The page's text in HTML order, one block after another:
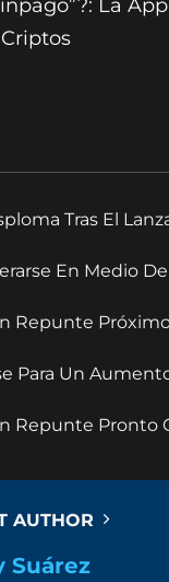
La
Tras El
En Medio
Repunte
Para Un
Repunte Pronto
AUTHOR
Suárez